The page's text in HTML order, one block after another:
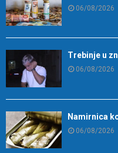
06/08/2026
Trebinje u
06/08/2026
Namirnica
06/08/2026